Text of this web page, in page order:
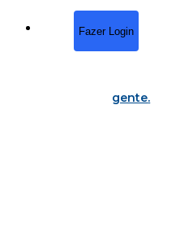
Fazer Login
gente.